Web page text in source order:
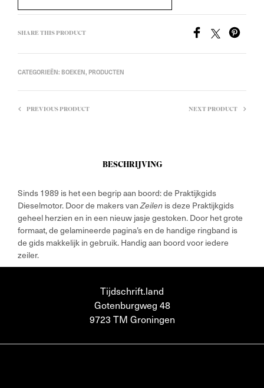
SHARE THIS PRODUCT
CATEGORIEËN: BOEKEN, PRODUCTEN
PREVIOUS PRODUCT NEXT PRODUCT
BESCHRIJVING
Sinds 1989 is het een begrip aan boord: de Praktijkgids
Dieselmotor. Door de makers vanZeilen is deze Praktijkgids
geheel herzien en in een nieuw jasje gestoken. Door het grote
formaat, de gelamineerde pagina’s en de handige ringband is
de gids makkelijk in gebruik. Handig aan boord voor iedere
zeiler.
Tijdschrift.land
Gotenburgweg 48
9723 TM Groningen